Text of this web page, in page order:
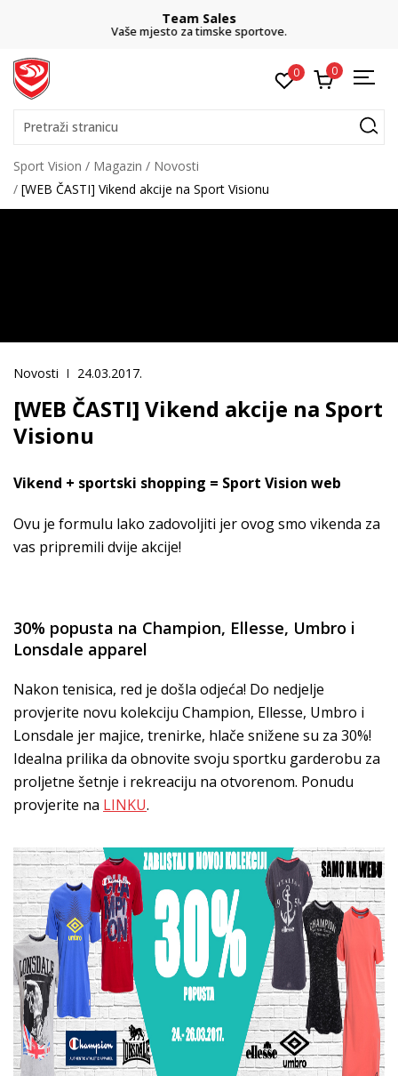
Team Sales
Vaše mjesto za timske sportove.
0 0
Pretraži stranicu
Sport Vision Magazin
Novosti
[WEB ČASTI] Vikend akcije na Sport Visionu
Novosti 24.03.2017.
[WEB ČASTI] Vikend akcije na Sport
Visionu
Vikend + sportski shopping = Sport Vision web
Ovu je formulu lako zadovoljiti jer ovog smo vikenda za
vas pripremili dvije akcije!
30% popusta na Champion, Ellesse, Umbro i
Lonsdale apparel
Nakon tenisica, red je došla odjeća! Do nedjelje
provjerite novu kolekciju Champion, Ellesse, Umbro i
Lonsdale jer majice, trenirke, hlače snižene su za 30%!
Idealna prilika da obnovite svoju sportku garderobu za
proljetne šetnje i rekreaciju na otvorenom. Ponudu
provjerite na LINKU.